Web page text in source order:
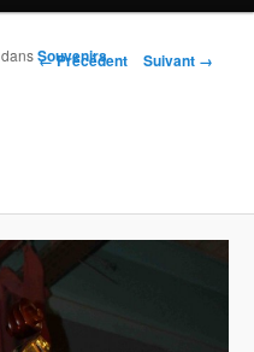
Navigation des images
← Précédent Suivant →
dansSouvenirs